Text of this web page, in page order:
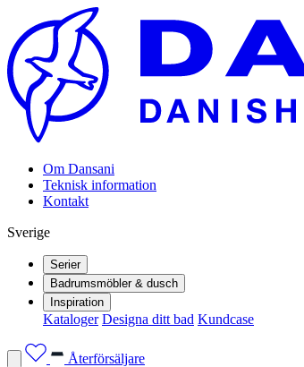
Om Dansani
Teknisk information
Kontakt
Sverige
Serier
Badrumsmöbler & dusch
Inspiration
Kataloger Designa ditt bad Kundcase
Återförsäljare